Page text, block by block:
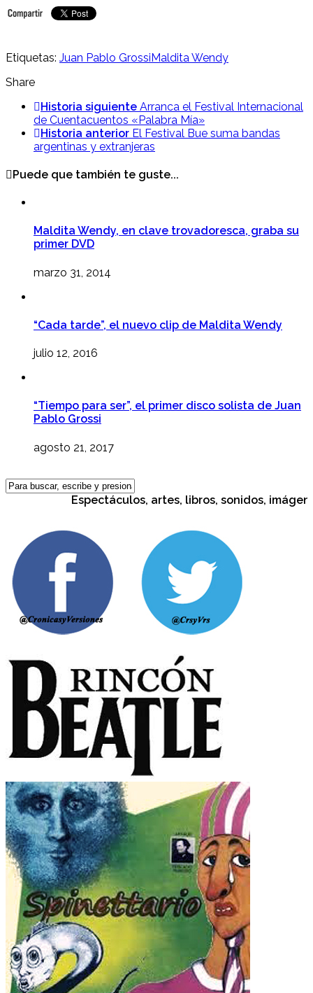
Etiquetas: Juan Pablo GrossiMaldita Wendy
Share
Historia siguiente Arranca el Festival Internacional
de Cuentacuentos «Palabra Mía»
Historia anterior El Festival Bue suma bandas
argentinas y extranjeras
Puede que también te guste...
Maldita Wendy, en clave trovadoresca, graba su
primer DVD
marzo 31, 2014
“Cada tarde”, el nuevo clip de Maldita Wendy
julio 12, 2016
“Tiempo para ser”, el primer disco solista de Juan
Pablo Grossi
agosto 21, 2017
Espectáculos, artes, libros, sonidos,